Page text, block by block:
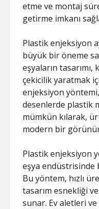
etme ve montaj
getirme imkanı
Plastik enjeksiyon
büyük bir öneme
eşyaların tasarımı,
çekicilik yaratmak
enjeksiyon
desenlerde plastik
mümkün kılarak,
modern bir
Plastik enjeksiyon
eşya endüstrisinde
Bu yöntem, hızlı
tasarım esnekliği
sunar. Ev aletleri